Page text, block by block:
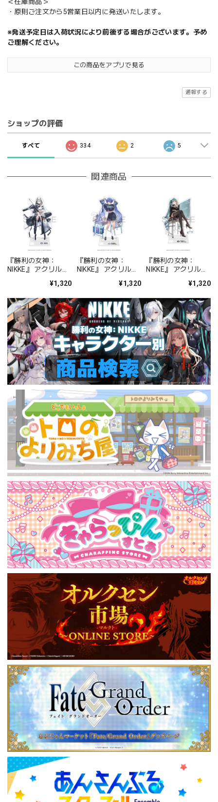
・原則ご注文から5営業日以内に発送いたします。
※発送予定日は入荷状況により前後する場合がございます。予め
ご理解ください。
この商品をアプリで見る
通報する
ショップの評価
すべて 334 2 5
関連商品
『勝利の女神：
NIKKE』 アクリルス
¥1,320
『勝利の女神：
NIKKE』 アクリルス
ォーチュンメイト
¥1,320
『勝利の女神：
NIKKE』 アクリルス
シャープレッスン
¥1,320